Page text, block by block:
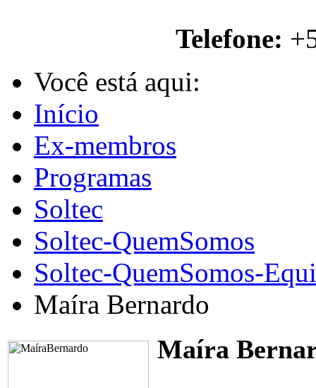
Telefone:
Você está aqui:
Início
Ex-membros
Programas
Soltec
Soltec-QuemSomos
Soltec-QuemSomos-
Maíra Bernardo
Maíra